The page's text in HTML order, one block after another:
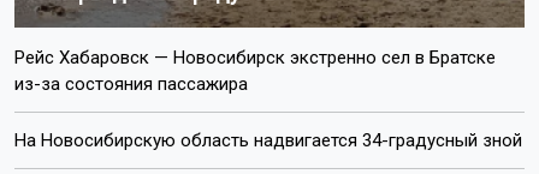
Рейс Хабаровск — Новосибирск экстренно сел в Братске
из-за состояния пассажира
На Новосибирскую область надвигается 34-градусный зной